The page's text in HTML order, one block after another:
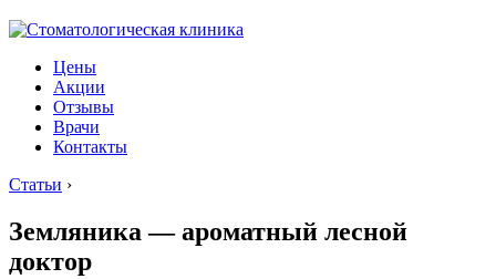
Цены
Акции
Отзывы
Врачи
Контакты
Статьи ›
Земляника — ароматный лесной
доктор